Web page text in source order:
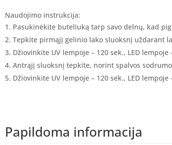
Naudojimo instrukcija:
Pasukinėkite buteliuką tarp savo delnų, kad
Tepkite pirmąjį gelinio lako sluoksnį uždarant
Džiovinkite UV lempoje – 120 sek., LED lempoje
Antrąjį sluoksnį tepkite, norint spalvos
Džiovinkite UV lempoje – 120 sek., LED lempoje
Papildoma informacija